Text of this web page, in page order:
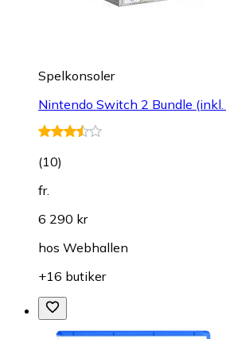
Spelkonsoler
Nintendo Switch 2 Bundle (inkl.
(10)
fr.
6 290 kr
hos Webhallen
+16 butiker